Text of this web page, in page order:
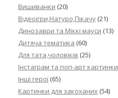
Вишиванки (20)
Відеоігри,Натуро,Пікачу (21)
Динозаври та Міккі мауси (13)
Дитяча тематика (60)
Для тата,чоловіків (25)
Інстаграм та поп-арт картинки
Інші герої (65)
Картинки для закоханих (54)